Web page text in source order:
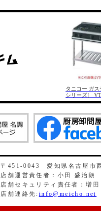
タニコー ガ
シリーズ］
〒451-0043 愛知県名古屋市
店舗運営責任者：小田 盛治朗
店舗セキュリティ責任者：増
店舗連絡先: info@meicho.net